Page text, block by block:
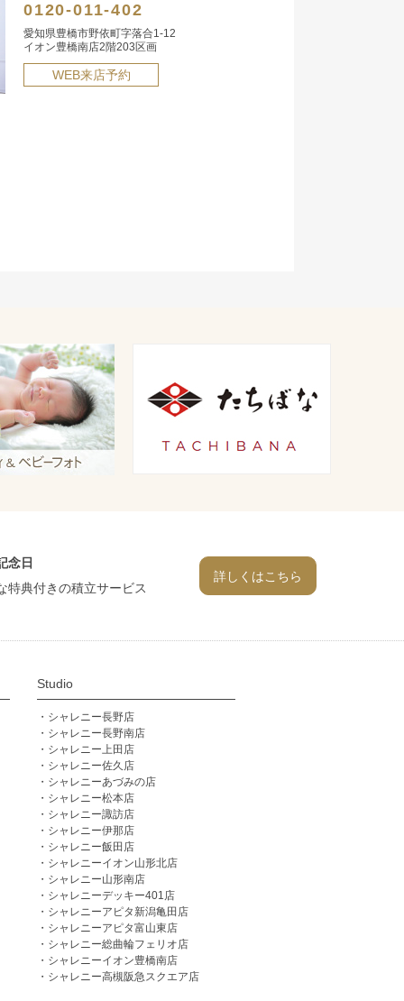
0120-011-402
愛知県豊橋市野依町字落合1-12
イオン豊橋南店2階203区画
WEB来店予約
念日
特典付きの積立サービス
詳しくはこちら
Studio
シャレニー長野店
シャレニー長野南店
シャレニー上田店
シャレニー佐久店
シャレニーあづみの店
シャレニー松本店
シャレニー諏訪店
シャレニー伊那店
シャレニー飯田店
シャレニーイオン山形北店
シャレニー山形南店
シャレニーデッキー401店
シャレニーアピタ新潟亀田店
シャレニーアピタ富山東店
シャレニー総曲輪フェリオ店
シャレニーイオン豊橋南店
シャレニー高槻阪急スクエア店